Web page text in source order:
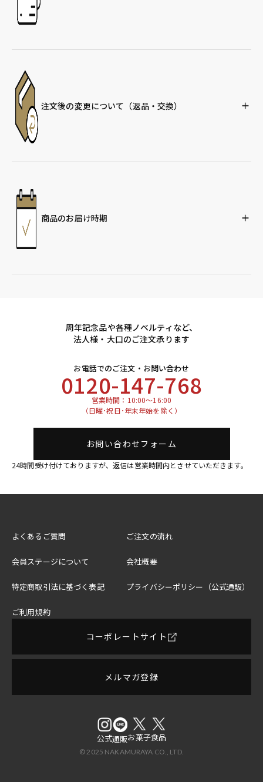
注文後の変更について （返品・交換）
商品のお届け時期
周年記念品や各種ノベルティなど、
法人様・大口のご注文承ります
お電話でのご注文・お問い合わせ
0120-147-768
営業時間：10:00～16:00
（日曜･祝日･年末年始を除く）
お問い合わせフォーム
24時間受け付けておりますが、返信は営業時間内とさせていただきます。
よくあるご質問 ご注文の流れ
会員ステージについて 会社概要
特定商取引法に基づく表記 プライバシーポリシー（公式通販）
ご利用規約
コーポレートサイト
メルマガ登録
公式通販お菓子食品
© 2025 NAKAMURAYA CO., LTD.